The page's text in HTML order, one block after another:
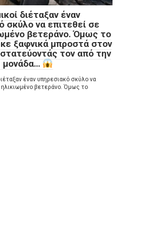
διέταξαν έναν
σκύλο να επιτεθεί σε
βετεράνο. Όμως το
ξαφνικά μπροστά στον
τον από την
μονάδα…
έναν υπηρεσιακό σκύλο να
ηλικιωμένο βετεράνο. Όμως το